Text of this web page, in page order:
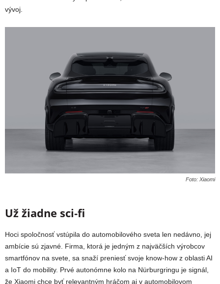
vývoj.
Foto: Xiaomi
Už žiadne sci‑fi
Hoci spoločnosť vstúpila do automobilového sveta len nedávno, jej
ambície sú zjavné. Firma, ktorá je jedným z najväčších výrobcov
smartfónov na svete, sa snaží preniesť svoje know‑how z oblasti AI
a IoT do mobility. Prvé autonómne kolo na Nürburgringu je signál,
že Xiaomi chce byť relevantným hráčom aj v automobilovom